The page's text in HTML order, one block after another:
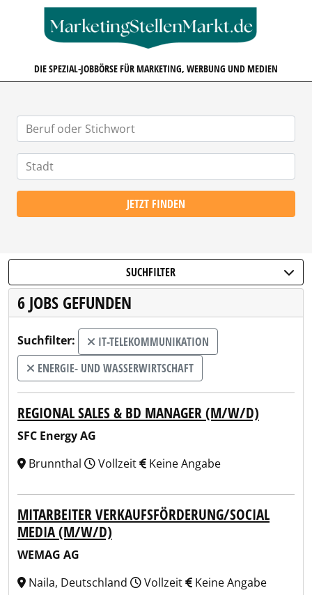
DIE SPEZIAL-JOBBÖRSE FÜR MARKETING, WERBUNG UND MEDIEN
JETZT FINDEN
SUCHFILTER
6 JOBS GEFUNDEN
Suchfilter:
IT-TELEKOMMUNIKATION
ENERGIE- UND WASSERWIRTSCHAFT
REGIONAL SALES & BD MANAGER (M/W/D)
SFC Energy AG
Brunnthal
Vollzeit Keine Angabe
MITARBEITER VERKAUFSFÖRDERUNG/SOCIAL
MEDIA (M/W/D)
WEMAG AG
Naila, Deutschland
Vollzeit Keine Angabe